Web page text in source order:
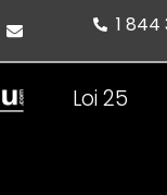
1
Loi 25